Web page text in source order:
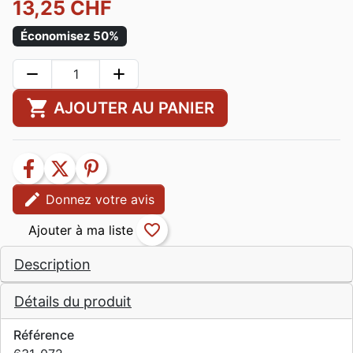
Description
Détails du produit
Référence
13,25 CHF
Économisez 50%
remove add
shopping_cart AJOUTER AU PANIER
facebook twitter
pinterest
edit Donnez votre avis
favorite_border